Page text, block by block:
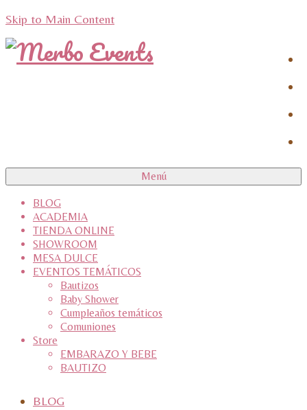
Skip to Main Content
Menú
BLOG
ACADEMIA
TIENDA ONLINE
SHOWROOM
MESA DULCE
EVENTOS TEMÁTICOS
Bautizos
Baby Shower
Cumpleaños temáticos
Comuniones
Store
EMBARAZO Y BEBE
BAUTIZO
BLOG